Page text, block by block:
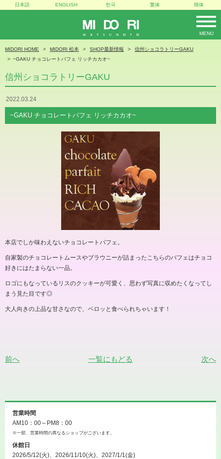
MIDORI
MENU
日本語 ENGLISH 한국 繁体 簡体
MIDORI HOME MIDORI 松本 SHOP最新情報
信州ショコラトリーGAKU
~GAKU チョコレートパフェ リッチカカオ~
信州ショコラトリーGAKU
2022.03.24
~GAKU チョコレートパフェ リッチカカオ~
本店でしか味わえないチョコレートパフェ。
自家製のチョコレートムースやブラウニーが詰まったこちらのパフェはチョコ
好きにはたまらない一品。
ロゴにもなっているリスのクッキーが可愛く、思わず写真に収めたくなってし
まう見た目です◎
大人向きの上品な甘さなので、ペロッと食べられちゃいます！
前へ 一覧にもどる 次へ
営業時間
AM10：00～PM8：00
※一部、営業時間の異なるショップがございます。
休館日
2026/5/12(火)、2026/11/10(火)、2027/1/1(金)